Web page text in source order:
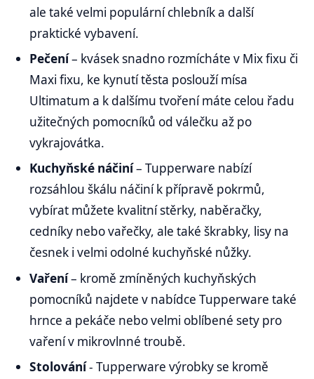
ale také velmi populární chlebník a další
praktické vybavení.
Pečení– kvásek snadno rozmícháte v Mix fixu či
Maxi fixu, ke kynutí těsta poslouží mísa
Ultimatum a k dalšímu tvoření máte celou řadu
užitečných pomocníků od válečku až po
vykrajovátka.
Kuchyňské náčiní– Tupperware nabízí
rozsáhlou škálu náčiní k přípravě pokrmů,
vybírat můžete kvalitní stěrky, naběračky,
cedníky nebo vařečky, ale také škrabky, lisy na
česnek i velmi odolné kuchyňské nůžky.
Vaření– kromě zmíněných kuchyňských
pomocníků najdete v nabídce Tupperware také
hrnce a pekáče nebo velmi oblíbené sety pro
vaření v mikrovlnné troubě.
Stolování- Tupperware výrobky se kromě